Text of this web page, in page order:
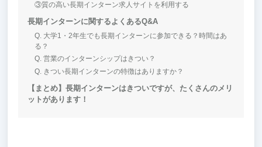
③質の高い長期インターン求人サイトを利用する
長期インターンに関するよくあるQ&A
Q. 大学1・2年生でも長期インターンに参加できる？時間はあ
る？
Q. 営業のインターンシップはきつい？
Q. きつい長期インターンの特徴はありますか？
【まとめ】長期インターンはきついですが、たくさんのメリ
ットがあります！